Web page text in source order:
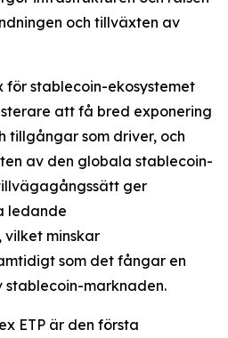
och tillväxten av
för stablecoin-ekosystemet
att få bred exponering
tillgångar som driver, och
av den globala stablecoin-
ger
ledande
minskar
som det fångar en
stablecoin-marknaden.
ETP är den första